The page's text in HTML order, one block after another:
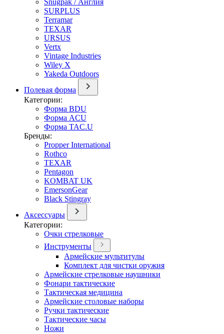
Snugpak / Англия
SURPLUS
Terramar
TEXAR
URSUS
Vertx
Vintage Industries
Wiley X
Yakeda Outdoors
Полевая форма
Категории:
Форма BDU
Форма ACU
Форма TAC.U
Бренды:
Propper International
Rothco
TEXAR
Pentagon
KOMBAT UK
EmersonGear
Black Stingray
Аксессуары
Категории:
Очки стрелковые
Инструменты
Армейские мультитулы
Комплект для чистки оружия
Армейские стрелковые наушники
Фонари тактические
Тактическая медицина
Армейские столовые наборы
Ручки тактические
Тактические часы
Ножи